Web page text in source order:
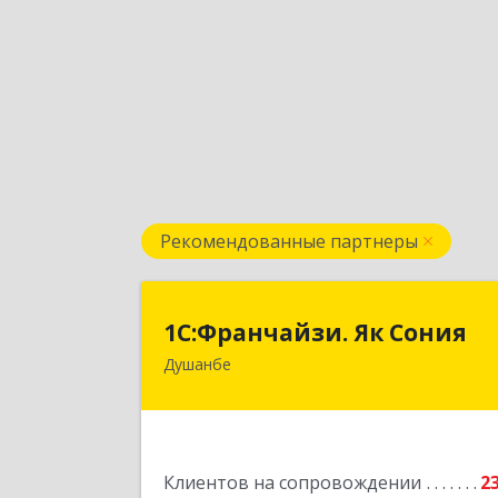
Рекомендованные партнеры
1С:Франчайзи. Як Сония
Душанбе
Клиентов на сопровождении
1С:Франчайзи. Як Сония
Республика Таджикистан, 734013, г.